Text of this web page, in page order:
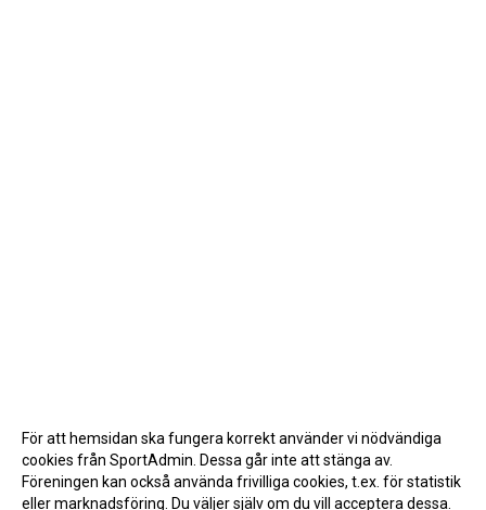
För att hemsidan ska fungera korrekt använder vi nödvändiga
cookies från SportAdmin. Dessa går inte att stänga av.
Föreningen kan också använda frivilliga cookies, t.ex. för statistik
eller marknadsföring. Du väljer själv om du vill acceptera dessa.